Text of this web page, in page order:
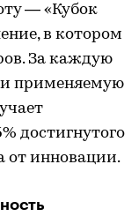
— «Кубок
в котором
За каждую
и применяемую
достигнутого
от инновации.